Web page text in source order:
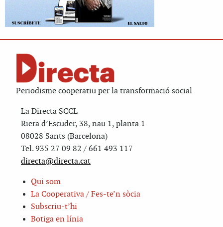
Periodisme cooperatiu per la transformació social
La Directa SCCL
Riera d’Escuder, 38, nau 1, planta 1
08028 Sants (Barcelona)
Tel. 935 27 09 82 / 661 493 117
directa@directa.cat
Qui som
La Cooperativa / Fes-te’n sòcia
Subscriu-t’hi
Botiga en línia